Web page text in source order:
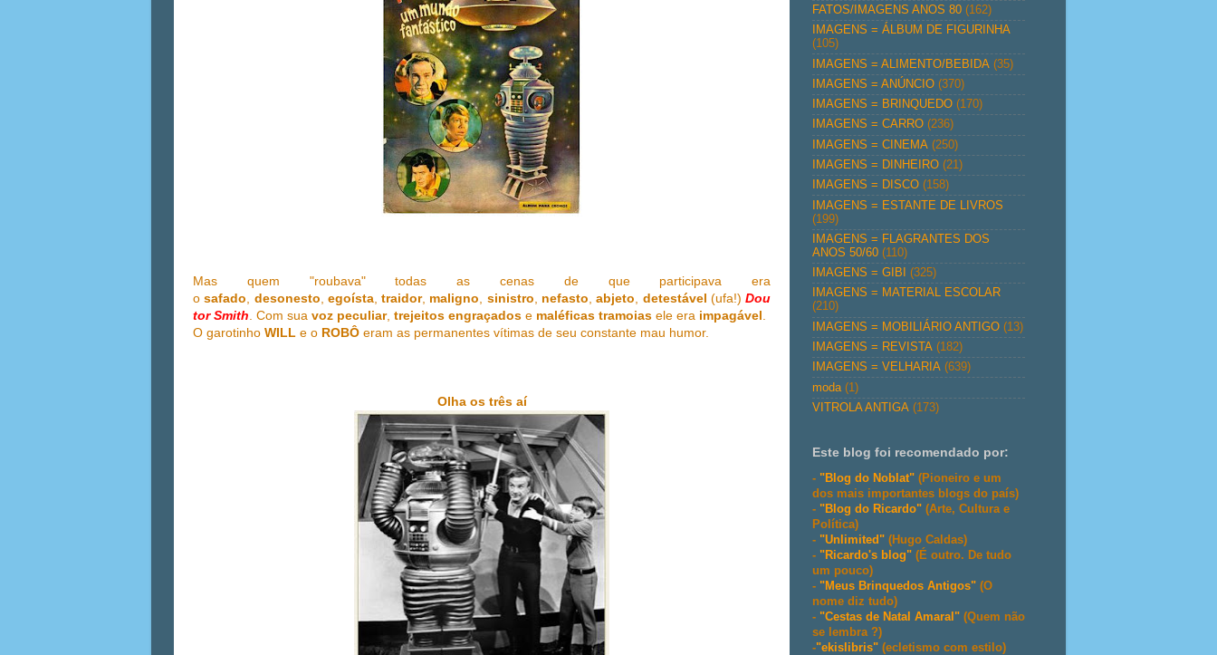
Mas quem "roubava" todas as cenas de que participava era
osafado, desonesto, egoísta,traidor, maligno, sinistro, nefasto,abjeto, detestável (ufa!)Dou
tor Smith. Com sua voz peculiar, trejeitos engraçados e maléficas tramoias ele era impagável.
O garotinho WILL e o ROBÔ eram as permanentes vítimas de seu constante mau humor.
Olha os três aí
FATOS/IMAGENS ANOS 80 (162)
IMAGENS = ÁLBUM DE FIGURINHA
(105)
IMAGENS = ALIMENTO/BEBIDA (35)
IMAGENS = ANÚNCIO (370)
IMAGENS = BRINQUEDO (170)
IMAGENS = CARRO (236)
IMAGENS = CINEMA (250)
IMAGENS = DINHEIRO (21)
IMAGENS = DISCO (158)
IMAGENS = ESTANTE DE LIVROS
(199)
IMAGENS = FLAGRANTES DOS
ANOS 50/60 (110)
IMAGENS = GIBI
(325)
IMAGENS = MATERIAL ESCOLAR
(210)
IMAGENS = MOBILIÁRIO ANTIGO (13)
IMAGENS = REVISTA (182)
IMAGENS = VELHARIA (639)
moda (1)
VITROLA ANTIGA (173)
Este blog foi recomendado por:
- "Blog do Noblat" (Pioneiro e um
dos mais importantes blogs do país)
- "Blog do Ricardo" (Arte, Cultura e
Política)
- "Unlimited" (Hugo Caldas)
- "Ricardo's blog" (É outro. De tudo
um pouco)
- "Meus Brinquedos Antigos" (O
nome diz tudo)
- "Cestas de Natal Amaral" (Quem não
se lembra ?)
-"ekislibris" (ecletismo com estilo)